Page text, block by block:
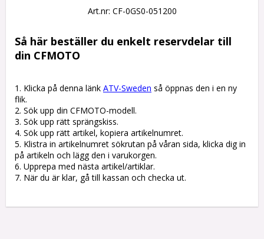
Art.nr: CF-0GS0-051200
Så här beställer du enkelt reservdelar till
din CFMOTO
1. Klicka på denna länk ATV-Sweden så öppnas den i en ny
flik.
2. Sök upp din CFMOTO-modell.
3. Sök upp rätt sprängskiss.
4. Sök upp rätt artikel, kopiera artikelnumret.
5. Klistra in artikelnumret sökrutan på våran sida, klicka dig in
på artikeln och lägg den i varukorgen.
6. Upprepa med nästa artikel/artiklar.
7. När du är klar, gå till kassan och checka ut.